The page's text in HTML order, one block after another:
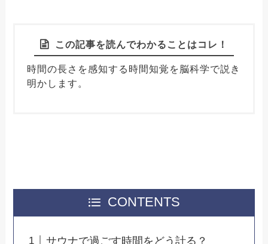
この記事を読んでわかることはコレ！
時間の長さを感知する時間知覚を脳科学で説き
明かします。
CONTENTS
サウナで過ごす時間をどう計る？